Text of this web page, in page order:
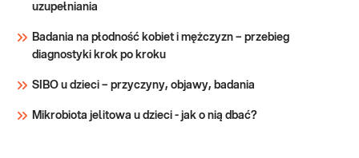
uzupełniania
Badania na płodność kobiet i mężczyzn – przebieg
diagnostyki krok po kroku
SIBO u dzieci – przyczyny, objawy, badania
Mikrobiota jelitowa u dzieci - jak o nią dbać?